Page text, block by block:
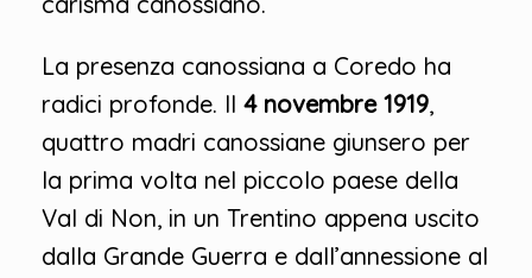
La presenza canossiana a Coredo ha
radici profonde. Il 4 novembre 1919,
quattro madri canossiane giunsero per
la prima volta nel piccolo paese della
Val di Non, in un Trentino appena uscito
dalla Grande Guerra e dall’annessione al